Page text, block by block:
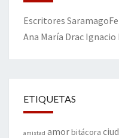
Escritores Saramago
Ana María Drac Ignacio
ETIQUETAS
amistad amorbitácora